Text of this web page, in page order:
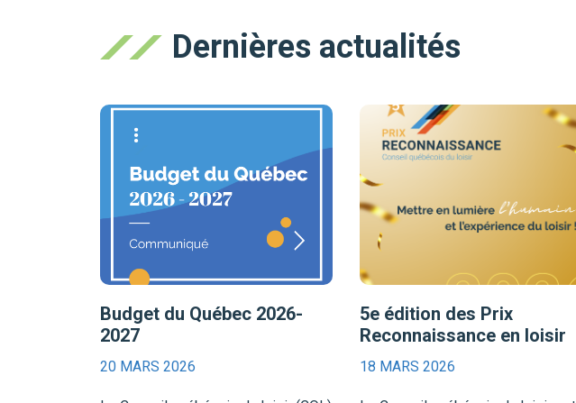
Dernières actualités
Budget du Québec 2026-
2027
20 MARS 2026
5e édition des Prix
Reconnaissance en loisir
18 MARS 2026